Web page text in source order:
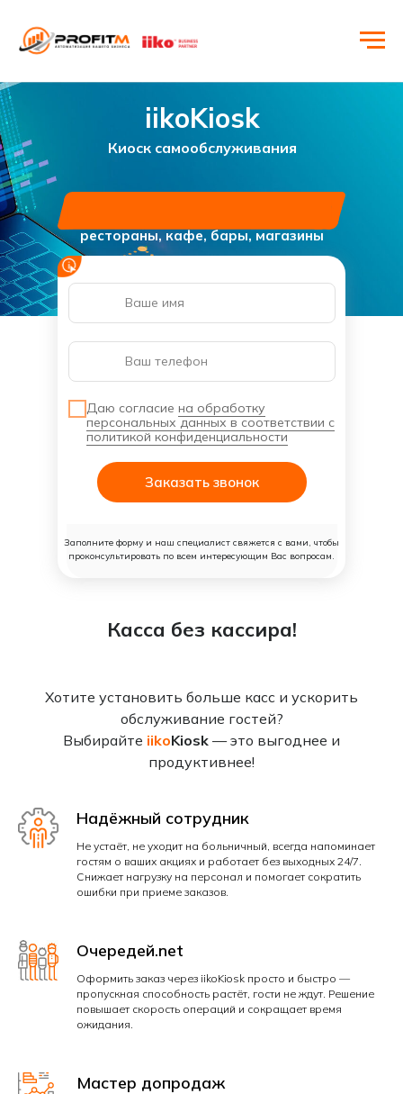
iikoKiosk
Киоск самообслуживания
рестораны, кафе, бары, магазины
Даю согласие на обработку
персональных данных в соответствии с
политикой конфиденциальности
Заказать звонок
Заполните форму и наш специалист свяжется с вами, чтобы
проконсультировать по всем интересующим Вас вопросам.
Касса без кассира!
Хотите установить больше касс и ускорить
обслуживание гостей?
Выбирайте iikoKiosk — это выгоднее и
продуктивнее!
Надёжный сотрудник
Не устаёт, не уходит на больничный, всегда напоминает
гостям о ваших акциях и работает без выходных 24/7.
Снижает нагрузку на персонал и помогает сократить
ошибки при приеме заказов.
Очередей.net
Оформить заказ через iikoKiosk просто и быстро —
пропускная способность растёт, гости не ждут. Решение
повышает скорость операций и сокращает время
ожидания.
Мастер допродаж